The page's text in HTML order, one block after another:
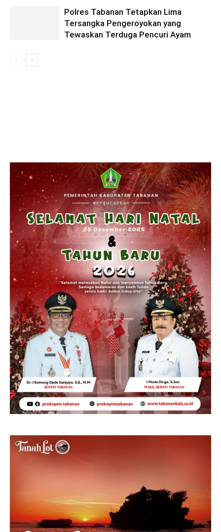
Polres Tabanan Tetapkan Lima
Tersangka Pengeroyokan yang
Tewaskan Terduga Pencuri Ayam